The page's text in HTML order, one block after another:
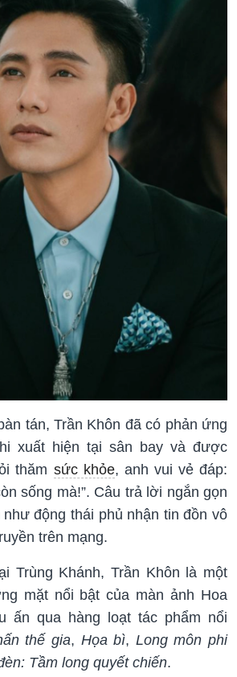
tán, Trần Khôn đã có phản ứng
xuất hiện tại sân bay và được
thăm sức khỏe, anh vui vẻ đáp:
sống mà!”. Câu trả lời ngắn gọn
động thái phủ nhận tin đồn vô
trên mạng.
Trùng Khánh, Trần Khôn là một
mặt nổi bật của màn ảnh Hoa
ấn qua hàng loạt tác phẩm nổi
thế gia, Họa bì, Long môn phi
Tầm long quyết chiến.